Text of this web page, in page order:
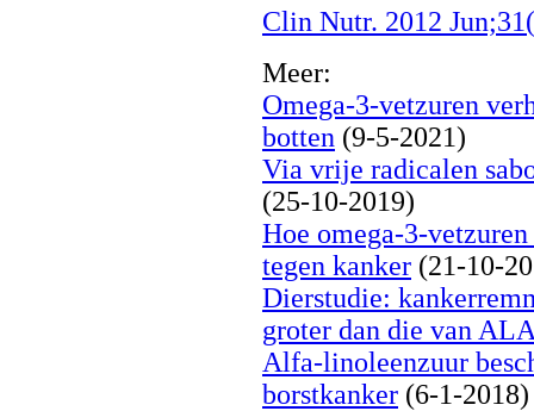
Clin Nutr. 2012
Meer:
Omega-3-vetzuren
botten (9-5-2021)
Via vrije radicalen
(25-10-2019)
Hoe omega-3-
tegen kanker (21-10-
Dierstudie:
groter dan die van ALA
Alfa-linoleenzuur
borstkanker (6-1-2018)